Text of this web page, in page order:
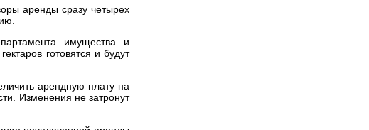
аренды сразу четырех
имущества и
готовятся и будут
арендную плату на
Изменения не затронут